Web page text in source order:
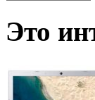
месяцам
Это